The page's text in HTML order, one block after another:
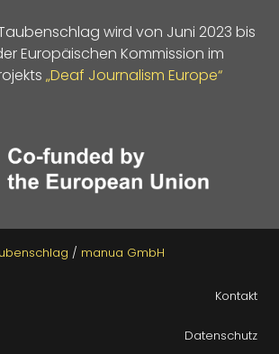
wird von Juni 2023 bis
Europäischen Kommission im
„Deaf Journalism Europe“
/ manua GmbH
Kontakt
Datenschutz